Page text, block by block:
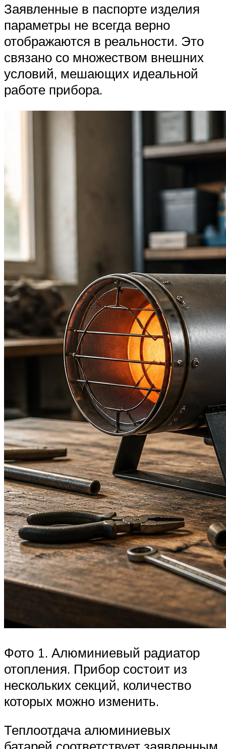
Заявленные в паспорте изделия
параметры не всегда верно
отображаются в реальности. Это
связано со множеством внешних
условий, мешающих идеальной
работе прибора.
Фото 1. Алюминиевый радиатор
отопления. Прибор состоит из
нескольких секций, количество
которых можно изменить.
Теплоотдача алюминиевых